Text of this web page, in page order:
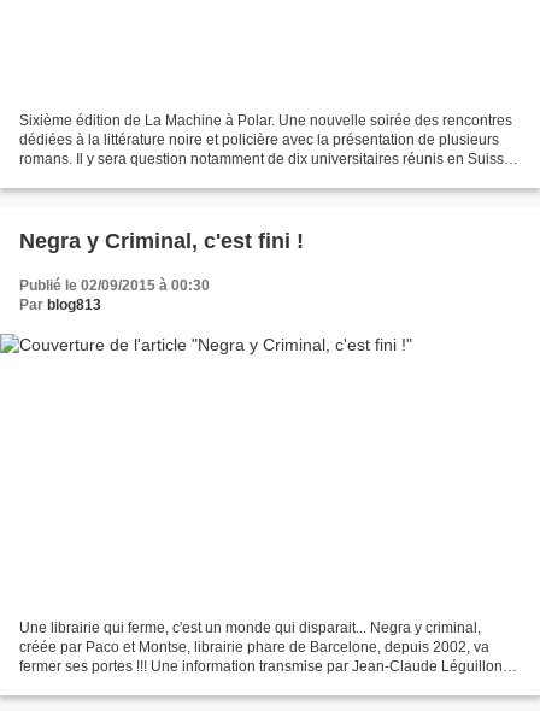
Sixième édition de La Machine à Polar. Une nouvelle soirée des rencontres
dédiées à la littérature noire et policière avec la présentation de plusieurs
romans. Il y sera question notamment de dix universitaires réunis en Suisse
Negra y Criminal, c'est fini !
Publié le 02/09/2015 à 00:30
Par blog813
Une librairie qui ferme, c'est un monde qui disparait... Negra y criminal,
créée par Paco et Montse, librairie phare de Barcelone, depuis 2002, va
fermer ses portes !!! Une information transmise par Jean-Claude Léguillon